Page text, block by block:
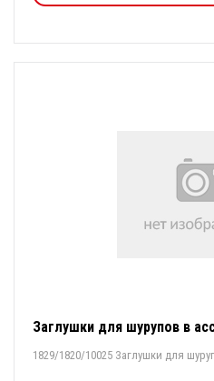
Заглушки для шурупов в
1829/1820/10025 Заглушки для